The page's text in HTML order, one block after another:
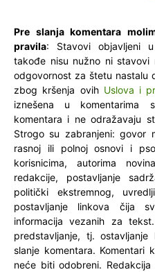
Pre slanja komentara
pravila: Stavovi objavljeni
takođe nisu nužno ni stavovi
odgovornost za štetu nastalu
zbog kršenja ovih Uslova i
iznešena u komentarima
komentara i ne odražavaju
Strogo su zabranjeni: govor
rasnoj ili polnoj osnovi i
korisnicima, autorima
redakcije, postavljanje
politički ekstremnog,
postavljanje linkova čija
informacija vezanih za
predstavljanje, tj.
slanje komentara. Komentari
neće biti odobreni.